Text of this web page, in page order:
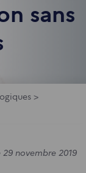
sans
>
novembre 2019